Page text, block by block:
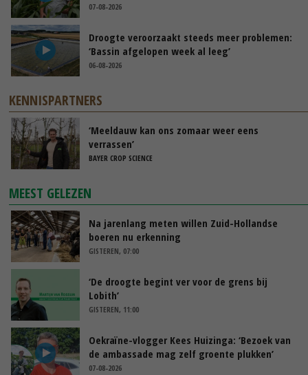
07-08-2026
Droogte veroorzaakt steeds meer problemen:
‘Bassin afgelopen week al leeg’
06-08-2026
KENNISPARTNERS
‘Meeldauw kan ons zomaar weer eens
verrassen’
BAYER CROP SCIENCE
MEEST GELEZEN
Na jarenlang meten willen Zuid-Hollandse
boeren nu erkenning
GISTEREN, 07:00
‘De droogte begint ver voor de grens bij
Lobith’
GISTEREN, 11:00
Oekraïne-vlogger Kees Huizinga: ‘Bezoek van
de ambassade mag zelf groente plukken’
07-08-2026